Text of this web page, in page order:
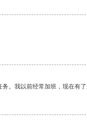
。我以前经常加班，现在有